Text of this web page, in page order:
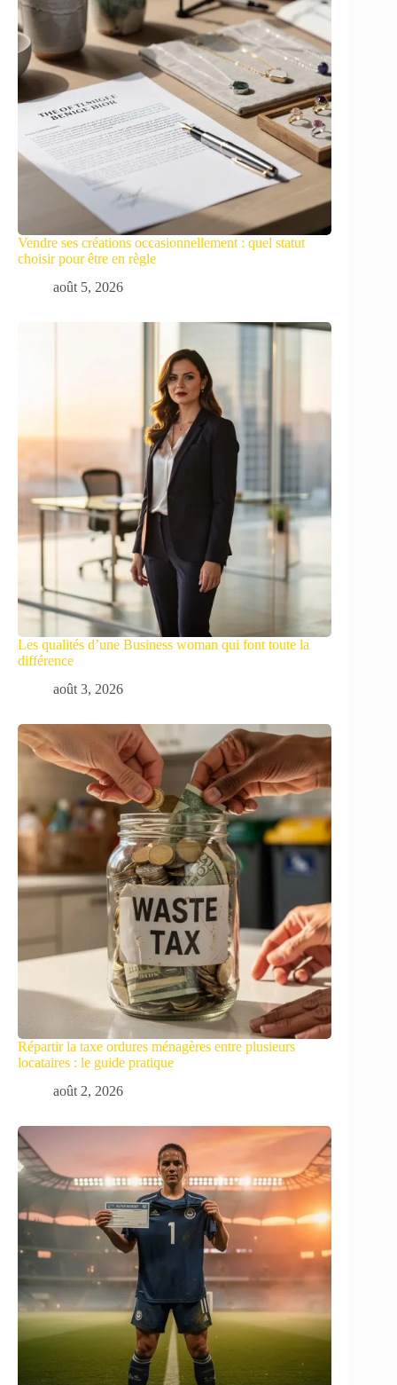
Vendre ses créations occasionnellement : quel statut
choisir pour être en règle
août 5, 2026
Les qualités d’une Business woman qui font toute la
différence
août 3, 2026
Répartir la taxe ordures ménagères entre plusieurs
locataires : le guide pratique
août 2, 2026